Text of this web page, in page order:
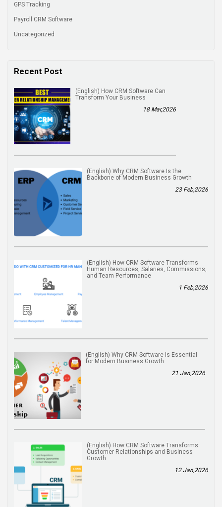
GPS Tracking
Payroll CRM Software
Uncategorized
Recent Post
(English) How CRM Software Can
Transform Your Business
18 Mar,2026
(English) Why CRM Software Is the
Backbone of Modern Business Growth
23 Feb,2026
(English) How CRM Software Transforms
Human Resources, Salaries, Commissions,
and Team Performance
1 Feb,2026
(English) Why CRM Software Is Essential
for Modern Business Growth
21 Jan,2026
(English) How CRM Software Transforms
Customer Relationships and Business
Growth
12 Jan,2026